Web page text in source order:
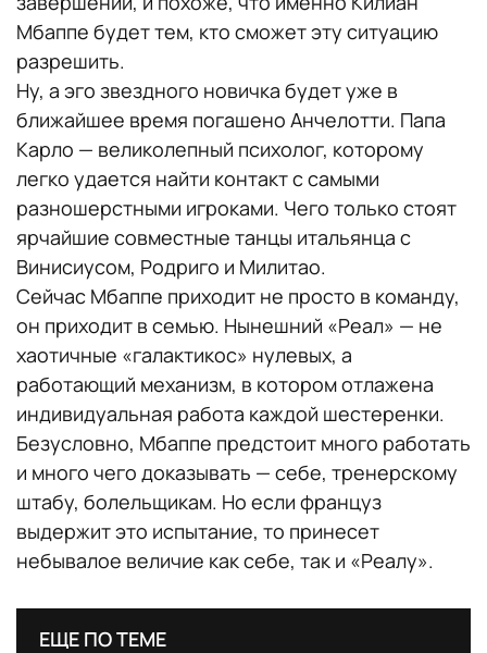
Мбаппе будет тем, кто сможет эту ситуацию
разрешить.
Ну, а эго звездного новичка будет уже в
ближайшее время погашено Анчелотти. Папа
Карло — великолепный психолог, которому
легко удается найти контакт с самыми
разношерстными игроками. Чего только стоят
ярчайшие совместные танцы итальянца с
Винисиусом, Родриго и Милитао.
Сейчас Мбаппе приходит не просто в команду,
он приходит в семью. Нынешний «Реал» — не
хаотичные «галактикос» нулевых, а
работающий механизм, в котором отлажена
индивидуальная работа каждой шестеренки.
Безусловно, Мбаппе предстоит много работать
и много чего доказывать — себе, тренерскому
штабу, болельщикам. Но если француз
выдержит это испытание, то принесет
небывалое величие как себе, так и «Реалу».
ЕЩЕ ПО ТЕМЕ